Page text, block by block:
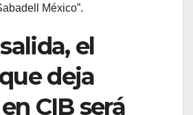
México”.
el
deja
CIB será